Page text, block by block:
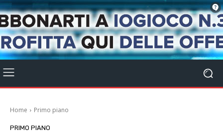
Home Primo piano
PRIMO PIANO